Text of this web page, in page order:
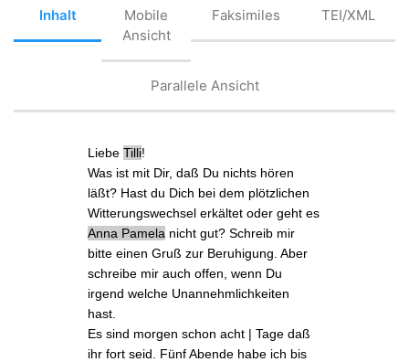
Inhalt
Mobile
Ansicht
Faksimiles TEI/XML
Parallele Ansicht
LiebeTilli!
Was ist mit Dir, daß Du nichts hören
läßt? Hast du Dich bei dem plötzlichen
Witterungswechsel erkältet oder geht es
Anna Pamela nicht gut? Schreib mir
bitte einen Gruß zur Beruhigung. Aber
schreibe mir auch offen, wenn Du
irgend welche Unannehmlichkeiten
hast.
Es sind morgen schon acht | Tage daß
ihr fort seid. Fünf Abende habe ich bis